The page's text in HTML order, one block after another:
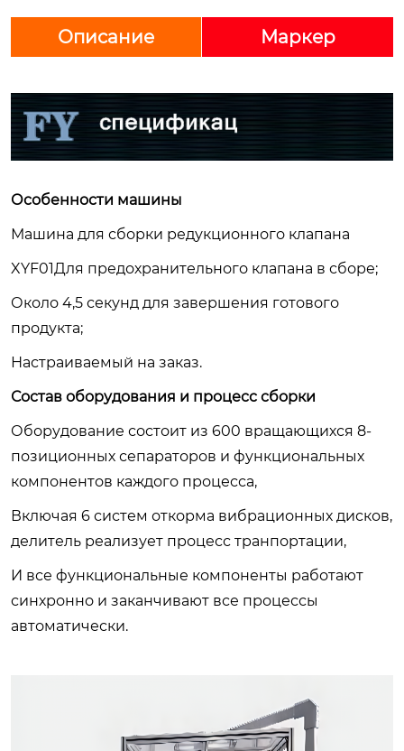
Описание Маркер
Особенности машины
Машина для сборки редукционного клапана
XYF01Для предохранительного клапана в сборе;
Около 4,5 секунд для завершения готового
продукта;
Настраиваемый на заказ.
Состав оборудования и процесс сборки
Оборудование состоит из 600 вращающихся 8-
позиционных сепараторов и функциональных
компонентов каждого процесса,
Включая 6 систем откорма вибрационных дисков,
делитель реализует процесс транпортации,
И все функциональные компоненты работают
синхронно и заканчивают все процессы
автоматически.